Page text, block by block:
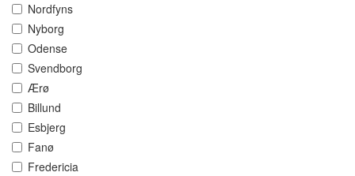
Nordfyns
Nyborg
Odense
Svendborg
Ærø
Billund
Esbjerg
Fanø
Fredericia